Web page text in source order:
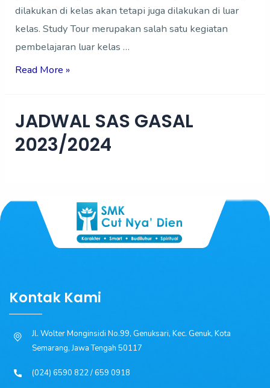
dilakukan di kelas akan tetapi juga dilakukan di luar
kelas. Study Tour merupakan salah satu kegiatan
pembelajaran luar kelas …
Read More »
JADWAL SAS GASAL
2023/2024
Kontak Kami
Jl. Wolter Monginsidi No.99, Genuksari, Kec. Genuk, Kota
Semarang, Jawa Tengah 50117
(024) 6590 822 / 659 0918